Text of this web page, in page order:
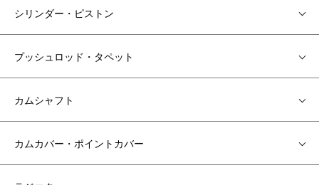
シリンダー・ピストン
プッシュロッド・タペット
カムシャフト
カムカバー・ポイントカバー